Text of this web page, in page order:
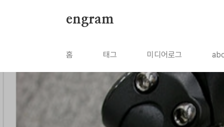
engram
홈 태그 미디어로그